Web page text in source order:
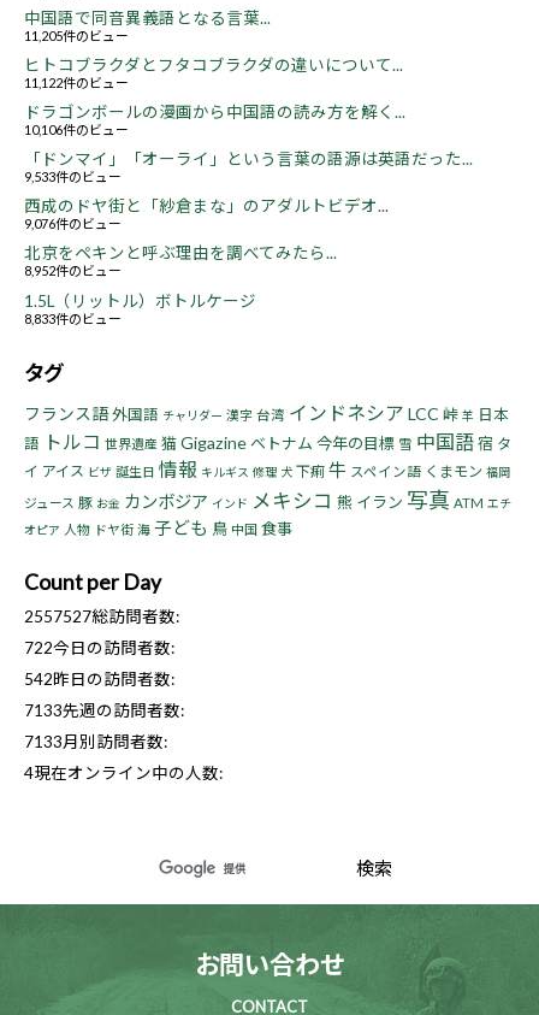
中国語で同音異義語となる言葉...
11,205件のビュー
ヒトコブラクダとフタコブラクダの違いについて...
11,122件のビュー
ドラゴンボールの漫画から中国語の読み方を解く...
10,106件のビュー
「ドンマイ」「オーライ」という言葉の語源は英語だった...
9,533件のビュー
西成のドヤ街と「紗倉まな」のアダルトビデオ...
9,076件のビュー
北京をペキンと呼ぶ理由を調べてみたら...
8,952件のビュー
1.5L（リットル）ボトルケージ
8,833件のビュー
タグ
フランス語 外国語 チャリダー 漢字 台湾 インドネシア LCC 峠 羊 日本
語 トルコ 世界遺産 猫Gigazine ベトナム 今年の目標 雪 中国語宿 タ
イ アイス ビザ 誕生日 情報 キルギス 修理 犬 下痢 牛 スペイン語 くまモン 福岡
ジュース 豚 お金 カンボジア インド メキシコ 熊 イラン 写真 ATM エチ
オピア 人物 ドヤ街 海 子ども 鳥 中国 食事
Count per Day
2557527総訪問者数:
722今日の訪問者数:
542昨日の訪問者数:
7133先週の訪問者数:
7133月別訪問者数:
4現在オンライン中の人数:
お問い合わせ
CONTACT